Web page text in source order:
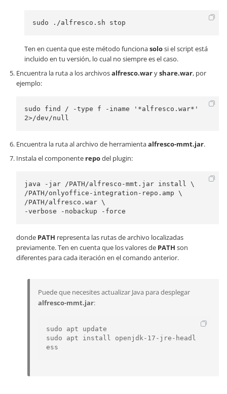
sudo ./alfresco.sh stop
Ten en cuenta que este método funcionasolosi el script está
incluido en tu versión, lo cual no siempre es el caso.
Encuentra la ruta a los archivosalfresco.waryshare.war, por
ejemplo:
sudo find / -type f -iname '*alfresco.war*'
2>/dev/null
Encuentra la ruta al archivo de herramientaalfresco-mmt.jar.
Instala el componente repodel plugin:
java -jar /PATH/alfresco-mmt.jar install \
/PATH/onlyoffice-integration-repo.amp \
/PATH/alfresco.war \
donde PATH representa las rutas de archivo localizadas
previamente. Ten en cuenta que los valores de PATH son
diferentes para cada iteración en el comando anterior.
Puede que necesites actualizar Java para desplegar
alfresco-mmt.jar:
sudo apt update
sudo apt install openjdk-17-jre-headl